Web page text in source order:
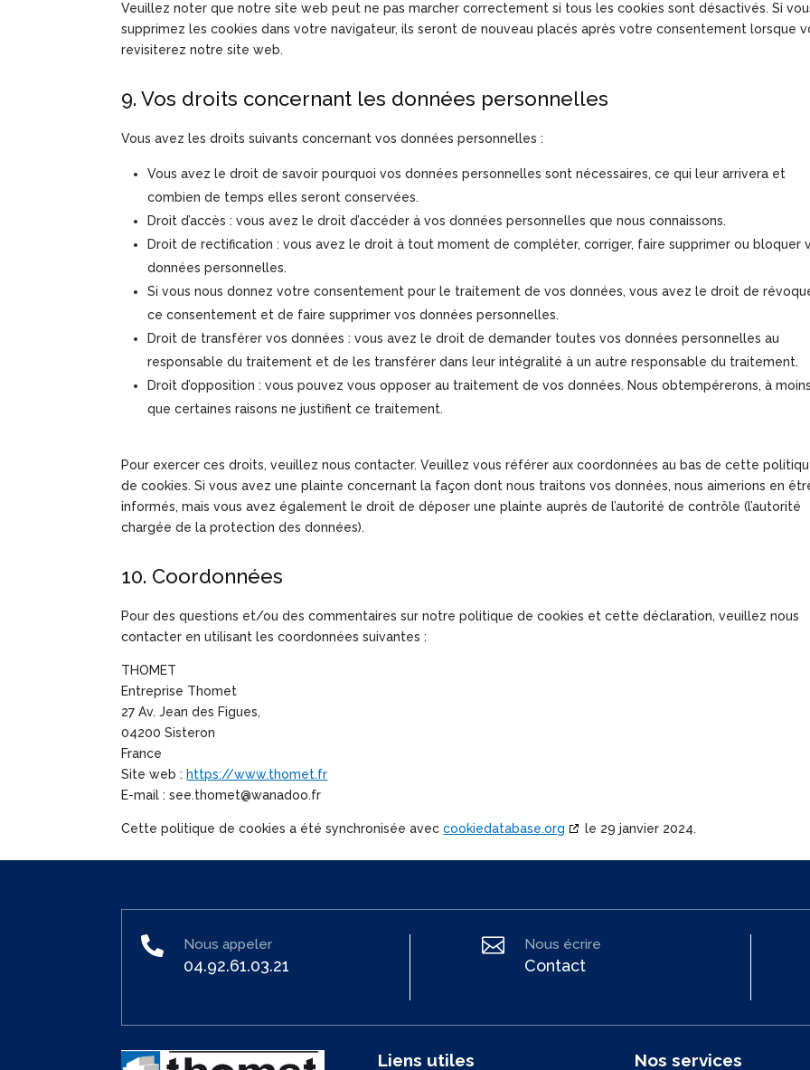
Veuillez noter que notre site web peut ne pas marcher correctement si tous les cookies sont désactivés. Si
supprimez les cookies dans votre navigateur, ils seront de nouveau placés après votre consentement lorsque
revisiterez notre site web.
9. Vos droits concernant les données personnelles
Vous avez les droits suivants concernant vos données personnelles :
Vous avez le droit de savoir pourquoi vos données personnelles sont nécessaires, ce qui leur arrivera et
combien de temps elles seront conservées.
Droit d’accès : vous avez le droit d’accéder à vos données personnelles que nous connaissons.
Droit de rectification : vous avez le droit à tout moment de compléter, corriger, faire supprimer ou bloquer
données personnelles.
Si vous nous donnez votre consentement pour le traitement de vos données, vous avez le droit de
ce consentement et de faire supprimer vos données personnelles.
Droit de transférer vos données : vous avez le droit de demander toutes vos données personnelles au
responsable du traitement et de les transférer dans leur intégralité à un autre responsable du traitement.
Droit d’opposition : vous pouvez vous opposer au traitement de vos données. Nous obtempérerons, à moins
que certaines raisons ne justifient ce traitement.
Pour exercer ces droits, veuillez nous contacter. Veuillez vous référer aux coordonnées au bas de cette
de cookies. Si vous avez une plainte concernant la façon dont nous traitons vos données, nous aimerions en
informés, mais vous avez également le droit de déposer une plainte auprès de l’autorité de contrôle (l’autorité
chargée de la protection des données).
10. Coordonnées
Pour des questions et/ou des commentaires sur notre politique de cookies et cette déclaration, veuillez nous
contacter en utilisant les coordonnées suivantes :
THOMET
Entreprise Thomet
27 Av. Jean des Figues,
04200 Sisteron
France
Site web : https://www.thomet.fr
E-mail :see.thomet@wanadoo.fr
Cette politique de cookies a été synchronisée aveccookiedatabase.org le 29 janvier 2024.
 Nous appeler
04.92.61.03.21
 Nous écrire
Contact
Liens utiles Nos services